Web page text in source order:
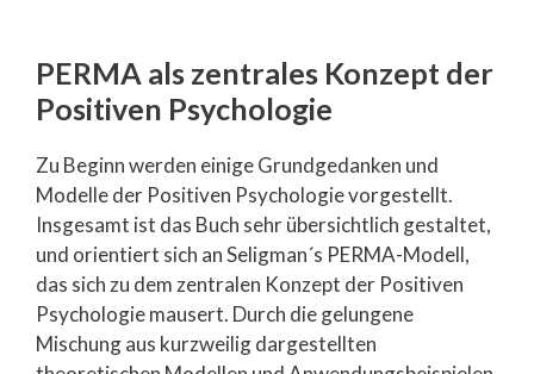
PERMA als zentrales Konzept der
Positiven Psychologie
Zu Beginn werden einige Grundgedanken und
Modelle der Positiven Psychologie vorgestellt.
Insgesamt ist das Buch sehr übersichtlich gestaltet,
und orientiert sich an Seligman´s PERMA-Modell,
das sich zu dem zentralen Konzept der Positiven
Psychologie mausert. Durch die gelungene
Mischung aus kurzweilig dargestellten